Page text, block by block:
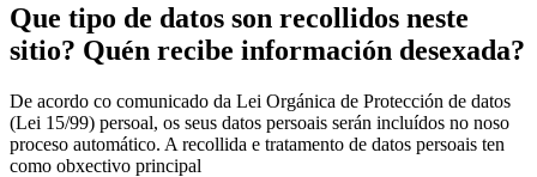
Que tipo de datos son recollidos neste
sitio? Quén recibe información desexada?
De acordo co comunicado da Lei Orgánica de Protección de datos
(Lei 15/99) persoal, os seus datos persoais serán incluídos no noso
proceso automático. A recollida e tratamento de datos persoais ten
como obxectivo principal